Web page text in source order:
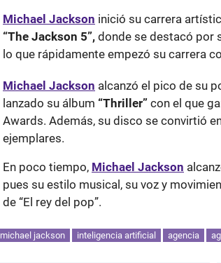
Michael Jackson inició su carrera
“The Jackson 5”, donde se destacó por
lo que rápidamente empezó su carrera
Michael Jackson alcanzó el pico de su
lanzado su álbum “Thriller” con el que
Awards. Además, su disco se convirtió
ejemplares.
En poco tiempo, Michael Jackson
pues su estilo musical, su voz y
de “El rey del pop”.
michael jackson inteligencia artificial agencia ag